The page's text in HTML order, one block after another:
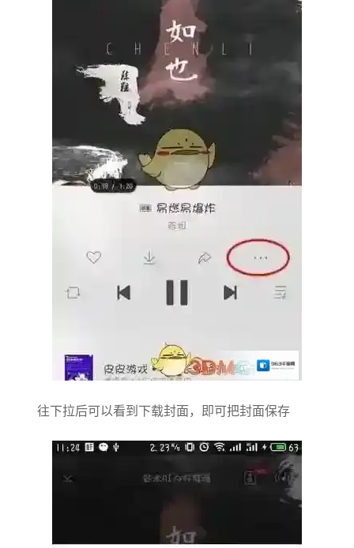
往下拉后可以看到下载封面，即可把封面保存